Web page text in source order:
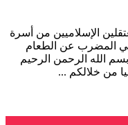
الإسلاميين من أسرة
المضرب عن الطعام
الله الرحمن الرحيم
من خلالكم ...